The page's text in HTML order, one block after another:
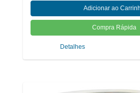
Detalhes